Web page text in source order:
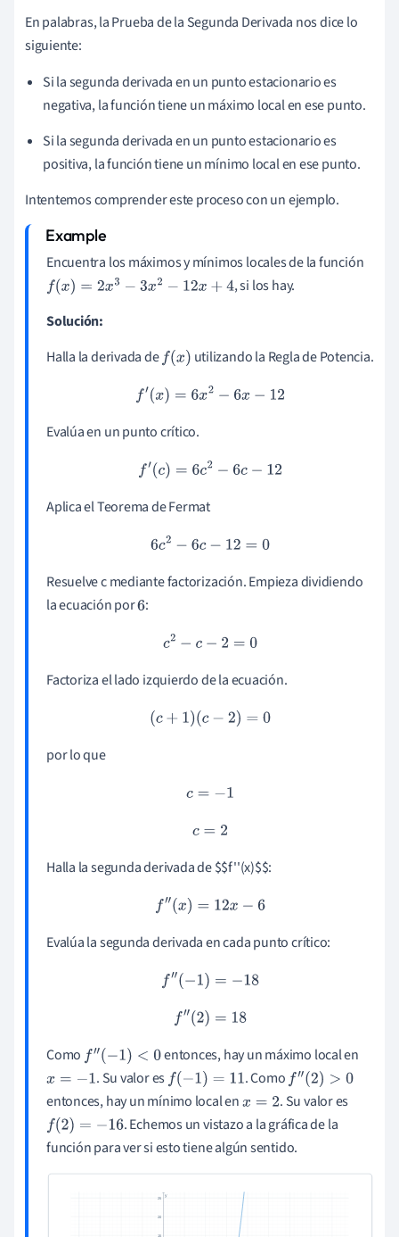
En palabras, la Prueba de la Segunda Derivada nos dice lo
siguiente:
Si la segunda derivada en un punto estacionario es
negativa, la función tiene un máximo local en ese punto.
Si la segunda derivada en un punto estacionario es
positiva, la función tiene un mínimo local en ese punto.
Intentemos comprender este proceso con un ejemplo.
Encuentra los máximos y mínimos locales de la función
f(x)=2 x3 −3x2−12 x+4
, si los hay.
Solución:
Halla la derivada def(x)
utilizando la Regla de Potencia.
f (x) =6x2 −6x−12
Evalúa en un punto crítico.
f′ (c) =6c2 −6 c−12
Aplica el Teorema de Fermat
6c2−6c−12= 0
Resuelve c mediante factorización. Empieza dividiendo
la ecuación por6:
c2− c−2= 0
Factoriza el lado izquierdo de la ecuación.
( c+1)(c −2 )=0
por lo que
c= −1
c=2
Halla la segunda derivada de $$f''(x)$$:
f″( x)=12x−6
Evalúa la segunda derivada en cada punto crítico:
f″(−1) =− 18
f″(2) =18
Como f″(−1)<0
entonces, hay un máximo local en
x= −1 . Su valor esf(−1)=11 . Comof″(2)>0
entonces, hay un mínimo local enx= 2
. Su valor es
f(2)=− 16
. Echemos un vistazo a la gráfica de la
función para ver si esto tiene algún sentido.